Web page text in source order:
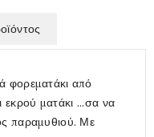
φορεματάκι από
εκρού ματάκι ...σα να
παραμυθιού. Με